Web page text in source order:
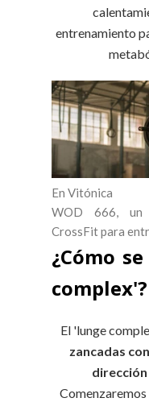
entrenamiento
En Vitónica
WOD 666, un
CrossFit para
¿Cómo
complex'?
El 'lunge
zancadas
dirección
Comenzaremos